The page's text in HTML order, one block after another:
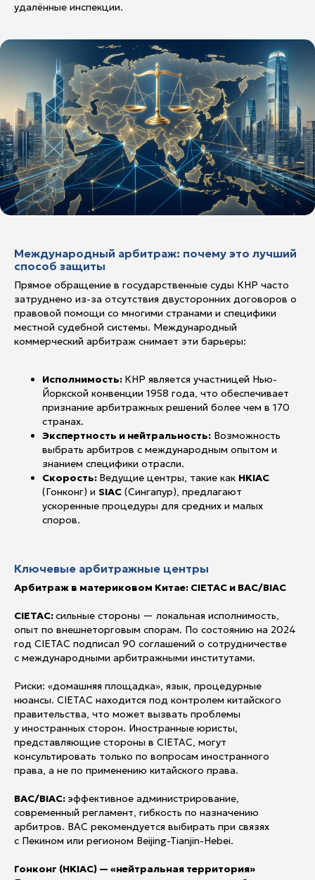
удалённые инспекции.
Международный арбитраж: почему это лучший
способ защиты
Прямое обращение в государственные суды КНР часто
затруднено из-за отсутствия двусторонних договоров о
правовой помощи со многими странами и специфики
местной судебной системы. Международный
коммерческий арбитраж снимает эти барьеры:
Исполнимость: КНР является участницей Нью-
Йоркской конвенции 1958 года, что обеспечивает
признание арбитражных решений более чем в 170
странах.
Экспертность и нейтральность: Возможность
выбрать арбитров с международным опытом и
знанием специфики отрасли.
Скорость: Ведущие центры, такие как HKIAC
(Гонконг) и SIAC (Сингапур), предлагают
ускоренные процедуры для средних и малых
споров.
Ключевые арбитражные центры
Арбитраж в материковом Китае: CIETAC и BAC/BIAC
CIETAC:сильные стороны — локальная исполнимость,
опыт по внешнеторговым спорам. По состоянию на 2024
год CIETAC подписал 90 соглашений о сотрудничестве
с международными арбитражными институтами.
Риски: «домашняя площадка», язык, процедурные
нюансы. CIETAC находится под контролем китайского
правительства, что может вызвать проблемы
у иностранных сторон. Иностранные юристы,
представляющие стороны в CIETAC, могут
консультировать только по вопросам иностранного
права, а не по применению китайского права.
BAC/BIAC: эффективное администрирование,
современный регламент, гибкость по назначению
арбитров. BAC рекомендуется выбирать при связях
с Пекином или регионом Beijing-Tianjin-Hebei.
Гонконг (HKIAC) — «нейтральная территория»